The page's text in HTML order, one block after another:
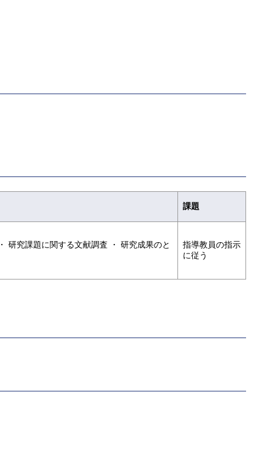
課題
研究課題に関する文献調査 ・ 研究成果のと
指導教員の指示
に従う